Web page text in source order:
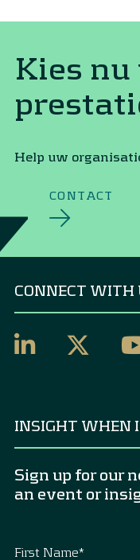
Kies nu
Help uw
CONTACT
CONNECT WITH
INSIGHT WHEN
Sign up for our
an event or
First Name*